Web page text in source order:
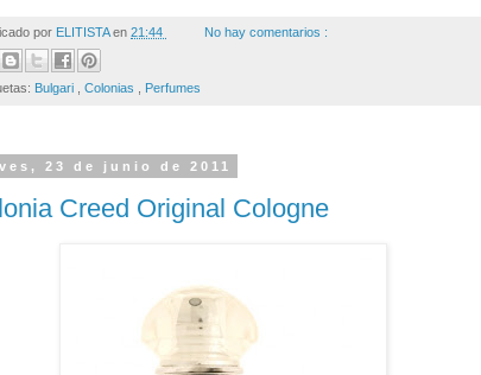
por ELITISTAen 21:44 No hay comentarios :
Bulgari Colonias Perfumes
23 de junio de 2011
Creed Original Cologne